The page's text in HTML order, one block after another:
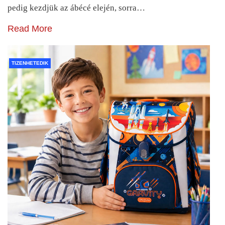
pedig kezdjük az ábécé elején, sorra…
Read More
TIZENHETEDIK